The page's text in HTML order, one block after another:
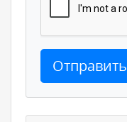
Отправить